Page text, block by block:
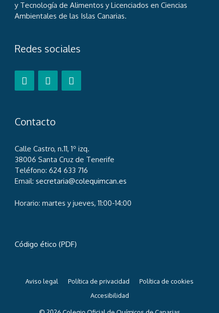
y Tecnología de Alimentos y Licenciados en Ciencias
Ambientales de las Islas Canarias.
Redes sociales
Contacto
Calle Castro, n.11, 1º izq.
38006 Santa Cruz de Tenerife
Teléfono: 624 633 716
Email: secretaria@colequimcan.es
Horario: martes y jueves, 11:00-14:00
Código ético (PDF)
Aviso legal Política de privacidad
Política de cookies
Accesibilidad